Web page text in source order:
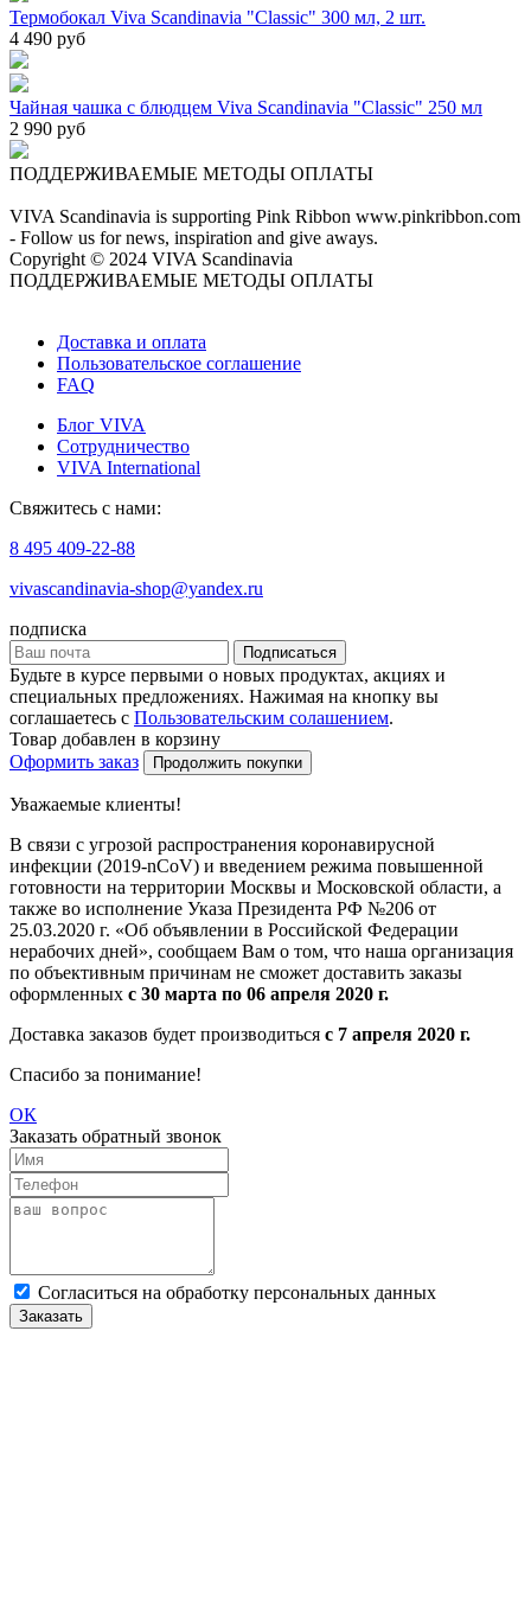
Термобокал Viva Scandinavia "Classic" 300 мл, 2 шт.
4 490 руб
Чайная чашка с блюдцем Viva Scandinavia "Classic" 250 мл
2 990 руб
ПОДДЕРЖИВАЕМЫЕ МЕТОДЫ ОПЛАТЫ
VIVA Scandinavia is supporting Pink Ribbon www.pinkribbon.com
- Follow us for news, inspiration and give aways.
Copyright © 2024 VIVA Scandinavia
ПОДДЕРЖИВАЕМЫЕ МЕТОДЫ ОПЛАТЫ
Доставка и оплата
Пользовательское соглашение
FAQ
Блог VIVA
Сотрудничество
VIVA International
Свяжитесь с нами:
8 495 409-22-88
vivascandinavia-shop@yandex.ru
подписка
Подписаться
Будьте в курсе первыми о новых продуктах, акциях и
специальных предложениях. Нажимая на кнопку вы
соглашаетесь с Пользовательским солашением.
Товар добавлен в корзину
Оформить заказ
Продолжить покупки
Уважаемые клиенты!
В связи с угрозой распространения коронавирусной
инфекции (2019-nCoV) и введением режима повышенной
готовности на территории Москвы и Московской области, а
также во исполнение Указа Президента РФ №206 от
25.03.2020 г. «Об объявлении в Российской Федерации
нерабочих дней», сообщаем Вам о том, что наша организация
по объективным причинам не сможет доставить заказы
оформленных с 30 марта по 06 апреля 2020 г.
Доставка заказов будет производиться с 7 апреля 2020 г.
Спасибо за понимание!
ОК
Заказать обратный звонок
Cогласиться на обработку персональных данных
Заказать